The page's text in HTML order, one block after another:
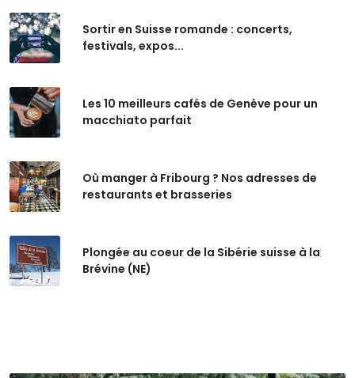
Sortir en Suisse romande : concerts,
festivals, expos...
Les 10 meilleurs cafés de Genève pour un
macchiato parfait
Où manger à Fribourg ? Nos adresses de
restaurants et brasseries
Plongée au coeur de la Sibérie suisse à la
Brévine (NE)